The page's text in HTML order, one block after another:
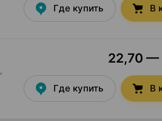
Где купить В
22,70 —
Где купить В